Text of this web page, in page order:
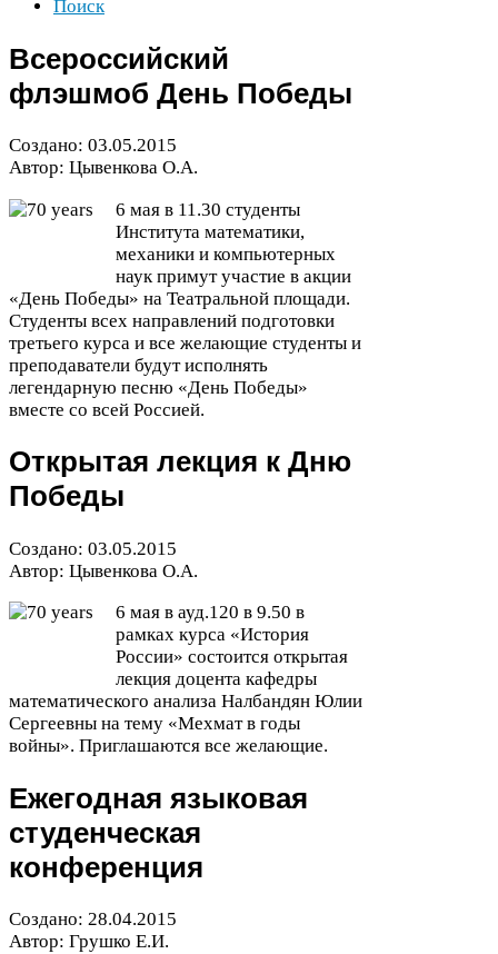
Поиск
Всероссийский
флэшмоб День Победы
Создано: 03.05.2015
Автор: Цывенкова О.А.
6 мая в 11.30 студенты
Института математики,
механики и компьютерных
наук примут участие в акции
«День Победы» на Театральной площади.
Студенты всех направлений подготовки
третьего курса и все желающие студенты и
преподаватели будут исполнять
легендарную песню «День Победы»
вместе со всей Россией.
Открытая лекция к Дню
Победы
Создано: 03.05.2015
Автор: Цывенкова О.А.
6 мая в ауд.120 в 9.50 в
рамках курса «История
России» состоится открытая
лекция доцента кафедры
математического анализа Налбандян Юлии
Сергеевны на тему «Мехмат в годы
войны». Приглашаются все желающие.
Ежегодная языковая
студенческая
конференция
Создано: 28.04.2015
Автор: Грушко Е.И.